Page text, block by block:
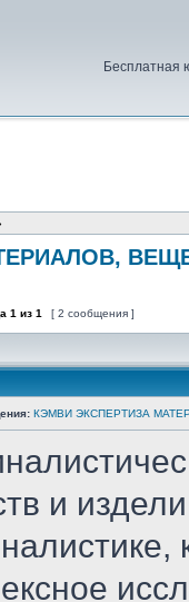
Бесплатная
тему
1 из 1 [ 2 сообщения ]
КЭМВИ ЭКСПЕРТИЗА
и